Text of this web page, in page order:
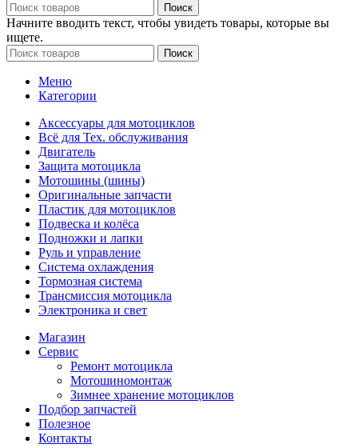
Поиск
Начните вводить текст, чтобы увидеть товары, которые вы
ищете.
Поиск
Меню
Категории
Аксессуары для мотоциклов
Всё для Тех. обслуживания
Двигатель
Защита мотоцикла
Мотошины (шины)
Оригинальные запчасти
Пластик для мотоциклов
Подвеска и колёса
Подножки и лапки
Руль и управление
Система охлаждения
Тормозная система
Трансмиссия мотоцикла
Электроника и свет
Магазин
Сервис
Ремонт мотоцикла
Мотошиномонтаж
Зимнее хранение мотоциклов
Подбор запчастей
Полезное
Контакты